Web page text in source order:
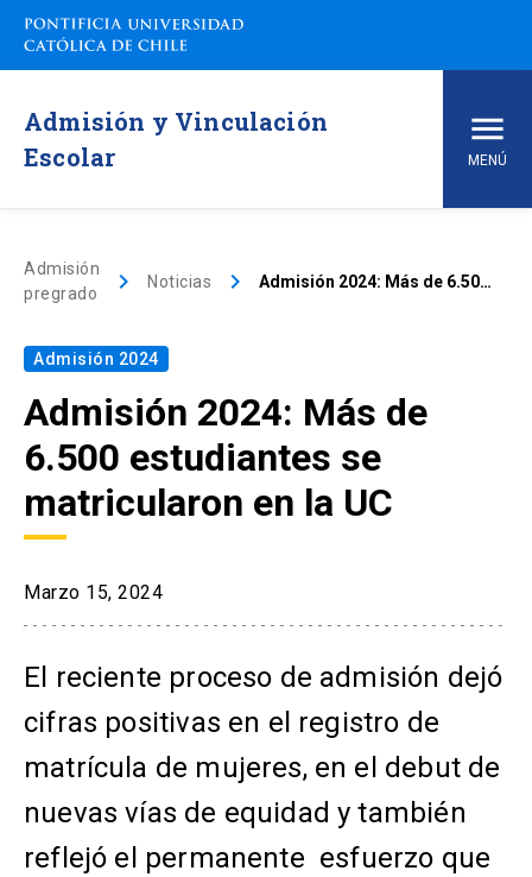
Admisión y Vinculación
Escolar
MENÚ
Carreras de pregrado
Vías de Admisión
Financiamiento y Matrícula
Admisión Postgrado
Admisión
pregrado
keyboard_arrow_right Noticias keyboard_arrow_right Admisión 2024: Más de 6.500 estudiantes se matricularon en la UC
Admisión 2024
Admisión 2024: Más de
6.500 estudiantes se
matricularon en la UC
Marzo 15, 2024
El reciente proceso de admisión dejó
cifras positivas en el registro de
matrícula de mujeres, en el debut de
nuevas vías de equidad y también
reflejó el permanente esfuerzo que